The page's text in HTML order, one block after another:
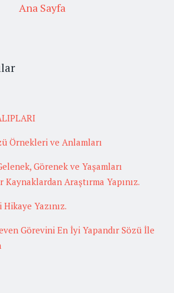
Ana Sayfa
Örnekleri ve Anlamları
Görenek ve Yaşamları
Kaynaklardan Araştırma Yapınız.
Yazınız.
Görevini En İyi Yapandır Sözü İle